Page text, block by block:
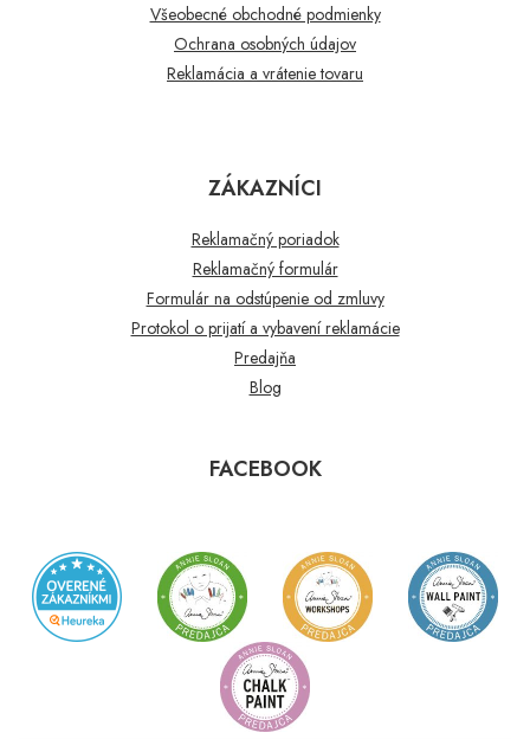
Všeobecné obchodné podmienky
Ochrana osobných údajov
Reklamácia a vrátenie tovaru
ZÁKAZNÍCI
Reklamačný poriadok
Reklamačný formulár
Formulár na odstúpenie od zmluvy
Protokol o prijatí a vybavení reklamácie
Predajňa
Blog
FACEBOOK